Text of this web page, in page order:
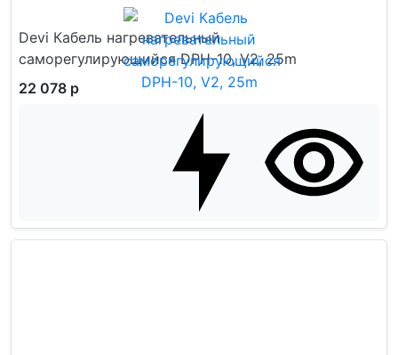
Devi Кабель нагревательный
саморегулирующийся DPH-10, V2, 25m
22 078 р